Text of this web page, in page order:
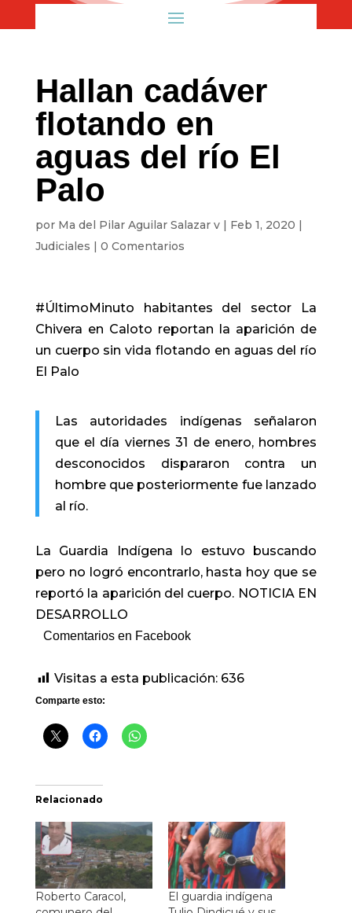
Hallan cadáver
flotando en
aguas del río El
Palo
por Ma del Pilar Aguilar Salazar v| Feb 1, 2020 |
Judiciales | 0 Comentarios
#ÚltimoMinuto habitantes del sector La
Chivera en Caloto reportan la aparición de
un cuerpo sin vida flotando en aguas del río
El Palo
Las autoridades indígenas señalaron
que el día viernes 31 de enero, hombres
desconocidos dispararon contra un
hombre que posteriormente fue lanzado
al río.
La Guardia Indígena lo estuvo buscando
pero no logró encontrarlo, hasta hoy que se
reportó la aparición del cuerpo. NOTICIA EN
DESARROLLO
Comentarios en Facebook
Visitas a esta publicación: 636
Comparte esto:
Relacionado
Roberto Caracol,
El guardia indígena